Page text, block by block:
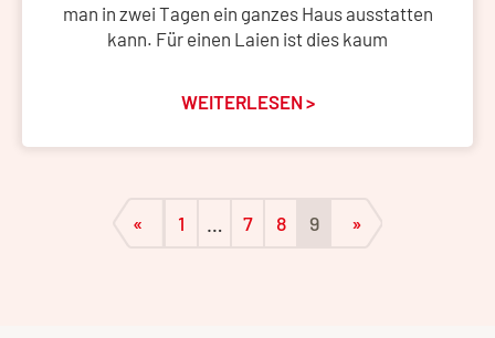
man in zwei Tagen ein ganzes Haus ausstatten
kann. Für einen Laien ist dies kaum
WEITERLESEN >
« 1 7 8 9 »